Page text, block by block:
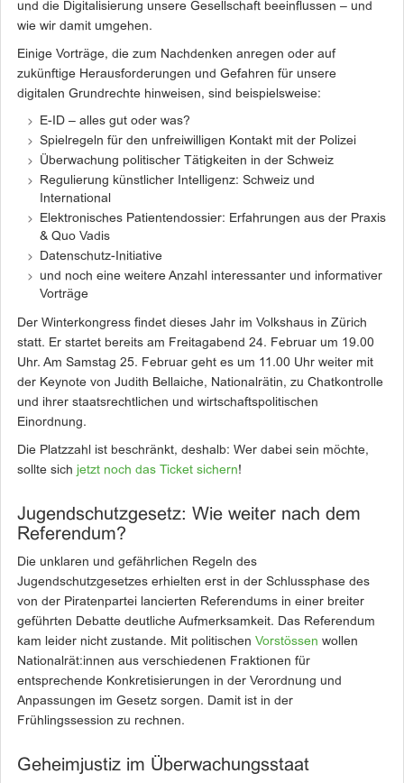
und die Digitalisierung unsere Gesellschaft beeinflussen – und
wie wir damit umgehen.
Einige Vorträge, die zum Nachdenken anregen oder auf
zukünftige Herausforderungen und Gefahren für unsere
digitalen Grundrechte hinweisen, sind beispielsweise:
E-ID – alles gut oder was?
Spielregeln für den unfreiwilligen Kontakt mit der Polizei
Überwachung politischer Tätigkeiten in der Schweiz
Regulierung künstlicher Intelligenz: Schweiz und
International
Elektronisches Patientendossier: Erfahrungen aus der Praxis
& Quo Vadis
Datenschutz-Initiative
und noch eine weitere Anzahl interessanter und informativer
Vorträge
Der Winterkongress findet dieses Jahr im Volkshaus in Zürich
statt. Er startet bereits am Freitagabend 24. Februar um 19.00
Uhr. Am Samstag 25. Februar geht es um 11.00 Uhr weiter mit
der Keynote von Judith Bellaiche, Nationalrätin, zu Chatkontrolle
und ihrer staatsrechtlichen und wirtschaftspolitischen
Einordnung.
Die Platzzahl ist beschränkt, deshalb: Wer dabei sein möchte,
sollte sich jetzt noch das Ticket sichern!
Jugendschutzgesetz: Wie weiter nach dem
Referendum?
Die unklaren und gefährlichen Regeln des
Jugendschutzgesetzes erhielten erst in der Schlussphase des
von der Piratenpartei lancierten Referendums in einer breiter
geführten Debatte deutliche Aufmerksamkeit. Das Referendum
kam leider nicht zustande. Mit politischen Vorstössen wollen
Nationalrät:innen aus verschiedenen Fraktionen für
entsprechende Konkretisierungen in der Verordnung und
Anpassungen im Gesetz sorgen. Damit ist in der
Frühlingssession zu rechnen.
Geheimjustiz im Überwachungsstaat